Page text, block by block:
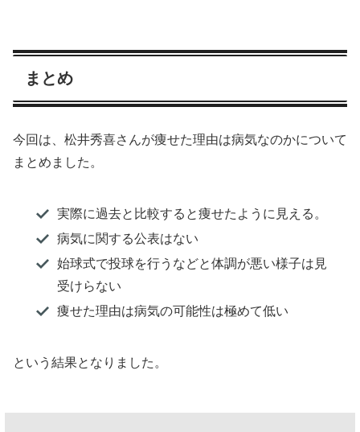
まとめ
今回は、松井秀喜さんが痩せた理由は病気なのかについて
まとめました。
実際に過去と比較すると痩せたように見える。
病気に関する公表はない
始球式で投球を行うなどと体調が悪い様子は見
受けらない
痩せた理由は病気の可能性は極めて低い
という結果となりました。